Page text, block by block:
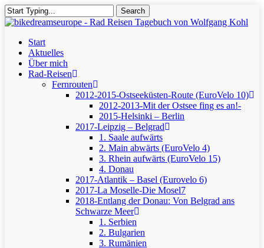
Skip
to
content
Search
Close
Menu
Start
Aktuelles
Über mich
Rad-Reisen
Fernrouten
2012-2015-Ostseeküsten-Route (EuroVelo 10)
2012-2013-Mit der Ostsee fing es an!-
2015-Helsinki – Berlin
2017-Leipzig – Belgrad
1. Saale aufwärts
2. Main abwärts (EuroVelo 4)
3. Rhein aufwärts (EuroVelo 15)
4. Donau
2017-Atlantik – Basel (Eurovelo 6)
2017-La Moselle-Die Mosel7
2018-Entlang der Donau: Von Belgrad ans
Schwarze Meer
1. Serbien
2. Bulgarien
3. Rumänien